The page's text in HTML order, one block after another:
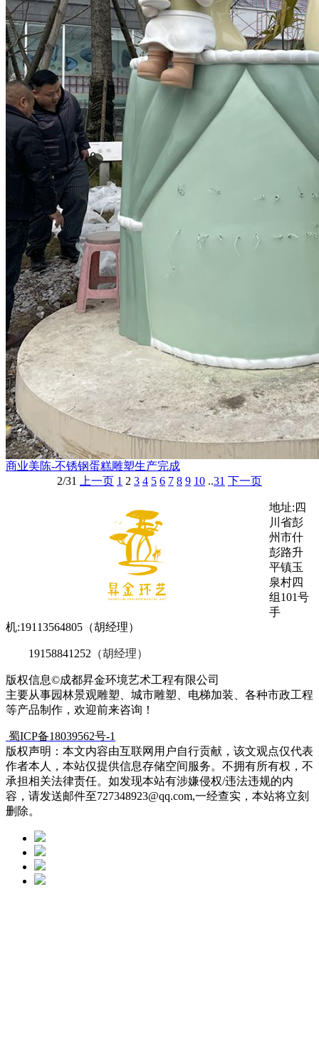
商业美陈-不锈钢蛋糕雕塑生产完成
2/31
上一页 1 2 3 4 5 6 7 8 9 10 ..31 下一页
地址:四
川省彭
州市什
彭路升
平镇玉
泉村四
组101号
手
机:19113564805（胡经理）
19158841252 （胡经理）
版权信息©成都昇金环境艺术工程有限公司
主要从事园林景观雕塑、城市雕塑、电梯加装、各种市政工程
等产品制作，欢迎前来咨询！
蜀ICP备18039562号-1
版权声明：本文内容由互联网用户自行贡献，该文观点仅代表
作者本人，本站仅提供信息存储空间服务。不拥有所有权，不
承担相关法律责任。如发现本站有涉嫌侵权/违法违规的内
容，请发送邮件至727348923@qq.com,一经查实，本站将立刻
删除。